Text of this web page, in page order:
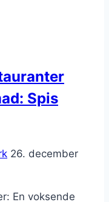
Spis
26. december
En voksende